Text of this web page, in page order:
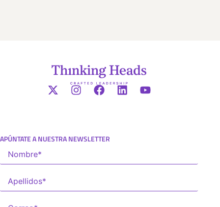
APÚNTATE A NUESTRA NEWSLETTER